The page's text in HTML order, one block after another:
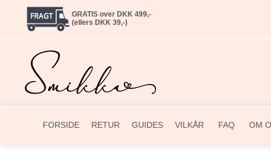
GRATIS over DKK 499,-
(ellers DKK 39,-)
FORSIDE RETUR GUIDES VILKÅR FAQ OM